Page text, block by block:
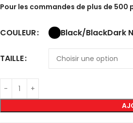
Pour les commandes de plus de
COULEUR Black/BlackDark
TAILLE